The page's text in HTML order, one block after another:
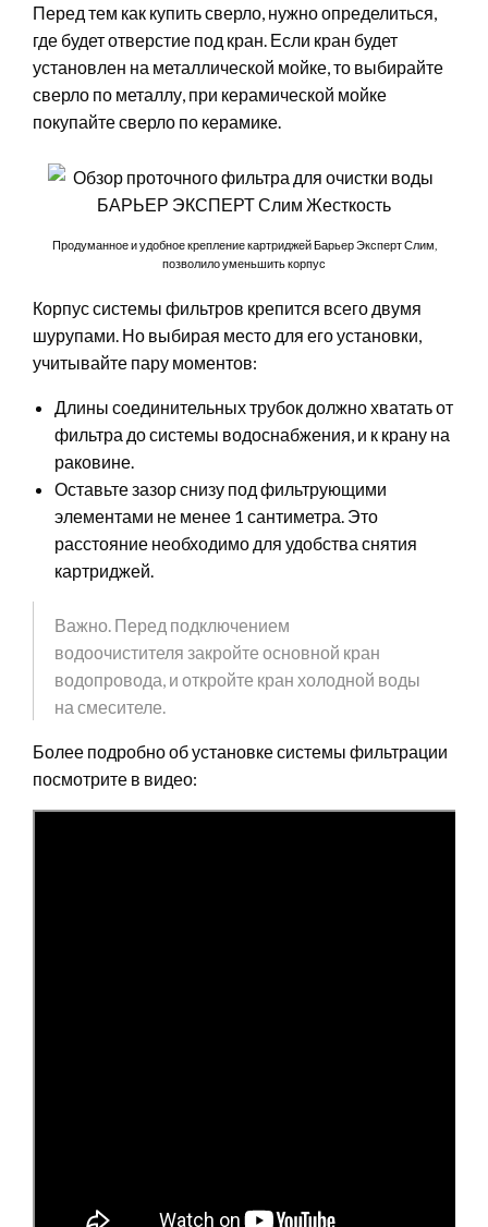
Перед тем как купить сверло, нужно определиться,
где будет отверстие под кран. Если кран будет
установлен на металлической мойке, то выбирайте
сверло по металлу, при керамической мойке
покупайте сверло по керамике.
Продуманное и удобное крепление картриджей Барьер Эксперт Слим,
позволило уменьшить корпус
Корпус системы фильтров крепится всего двумя
шурупами. Но выбирая место для его установки,
учитывайте пару моментов:
Длины соединительных трубок должно хватать от
фильтра до системы водоснабжения, и к крану на
раковине.
Оставьте зазор снизу под фильтрующими
элементами не менее 1 сантиметра. Это
расстояние необходимо для удобства снятия
картриджей.
Важно. Перед подключением
водоочистителя закройте основной кран
водопровода, и откройте кран холодной воды
на смесителе.
Более подробно об установке системы фильтрации
посмотрите в видео: